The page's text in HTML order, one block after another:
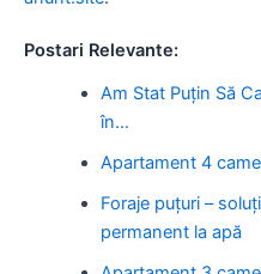
Postari Relevante:
Am Stat Puțin Să
în…
Apartament 4
Foraje puțuri –
permanent la apă